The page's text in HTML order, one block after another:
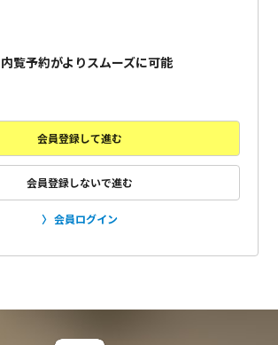
内覧予約がよりスムーズに可能
会員登録して進む
会員登録しないで進む
会員ログイン